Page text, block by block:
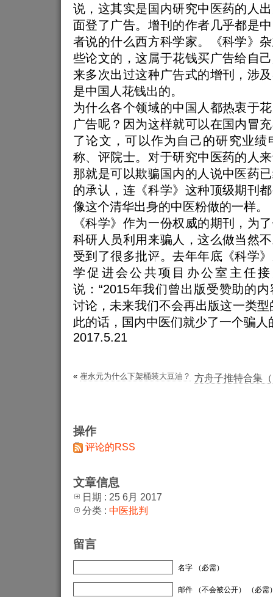
说，这其实是国内研究中医药的人
面登了广告。增刊的作者几乎都是
者说的什么西方科学家。《科学》
些论文的，这属于花钱买广告给自
来多次出过这种广告式的增刊，涉
是中国人花钱出的。
为什么各个领域的中国人都热衷于
广告呢？因为这样就可以在国内冒
了论文，可以作为自己的研究业绩
称、评院士。对于研究中医药的人
那就是可以欺骗国内的人说中医药
的承认，连《科学》这种顶级期刊
像这个清华出身的中医粉做的一样。
《科学》作为一份权威的期刊，为
科研人员利用来骗人，这么做当然
受到了很多批评。去年年底《科学
学促进会公共项目办公室主任
说：“2015年我们曾出版受赞助的
讨论，未来我们不会再出版这一类型
此的话，国内中医们就少了一个骗人
2017.5.21
« 崔永元为什么下架桶装大豆油？ 方舟子推特合集
操作
评论的RSS
文章信息
日期 : 25 6月 2017
分类 : 中医批判
留言
名字 （必需）
邮件 （不会被公开） （必需